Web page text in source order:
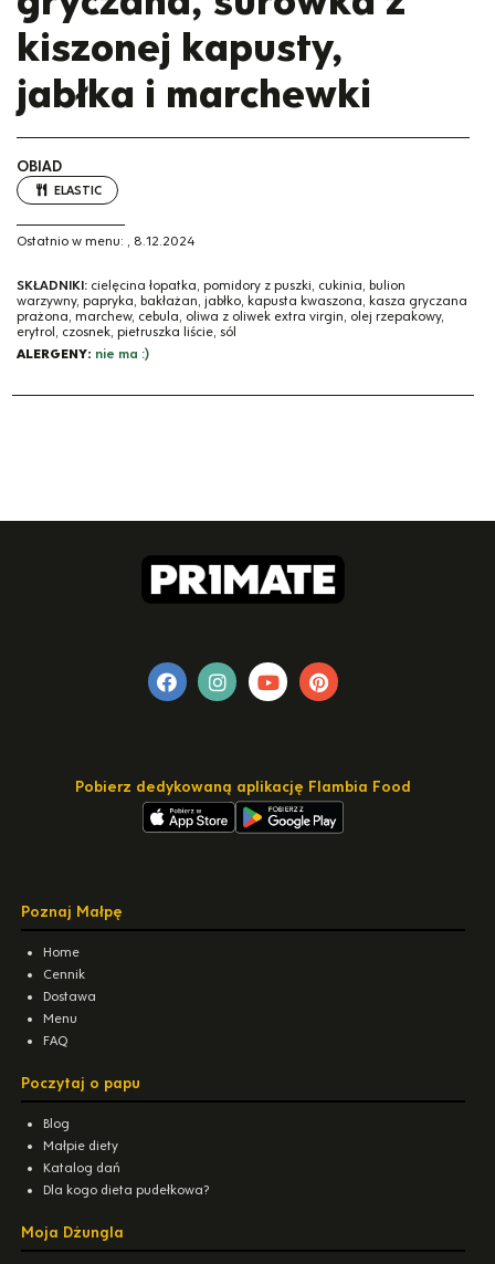
kiszonej kapusty,
jabłka i marchewki
OBIAD
ELASTIC
Ostatnio w menu: , 8.12.2024
SKŁADNIKI: cielęcina łopatka, pomidory z puszki, cukinia, bulion
warzywny, papryka, bakłażan, jabłko, kapusta kwaszona, kasza gryczana
prażona, marchew, cebula, oliwa z oliwek extra virgin, olej rzepakowy,
erytrol, czosnek, pietruszka liście, sól
ALERGENY: nie ma :)
Pobierz dedykowaną aplikację Flambia Food
Poznaj Małpę
Home
Cennik
Dostawa
Menu
FAQ
Poczytaj o papu
Blog
Małpie diety
Katalog dań
Dla kogo dieta pudełkowa?
Moja Dżungla